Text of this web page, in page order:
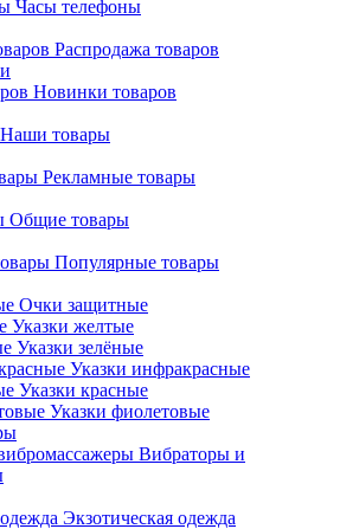
Часы телефоны
Распродажа товаров
Новинки товаров
Наши товары
Рекламные товары
Общие товары
Популярные товары
Очки защитные
Указки желтые
Указки зелёные
Указки инфракрасные
Указки красные
Указки фиолетовые
Вибраторы и
Экзотическая одежда